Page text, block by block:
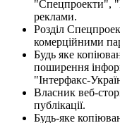
"Спецпроекти",
реклами.
Розділ
комерційними
Будь яке
поширення
"Інтерфакс-
Власник веб-
публікації.
Будь-яке